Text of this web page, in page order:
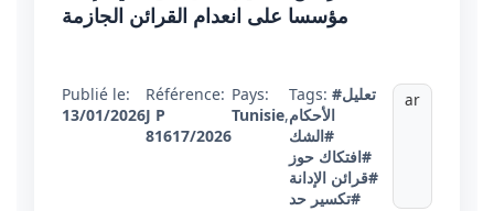
مؤسسا على انعدام القرائن الجازمة
Publié le:
13/01/2026
Référence:
J P
81617/2026
Pays:
Tunisie,
Tags: #تعليل
الأحكام
#الشك
#افتكاك حوز
#قرائن الإدانة
#تكسير حد
ar